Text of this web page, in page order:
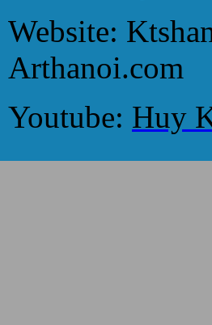
Website:
Arthanoi.com
Youtube: Huy